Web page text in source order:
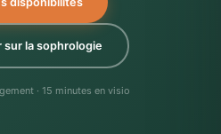
sur la sophrologie
· 15 minutes en visio